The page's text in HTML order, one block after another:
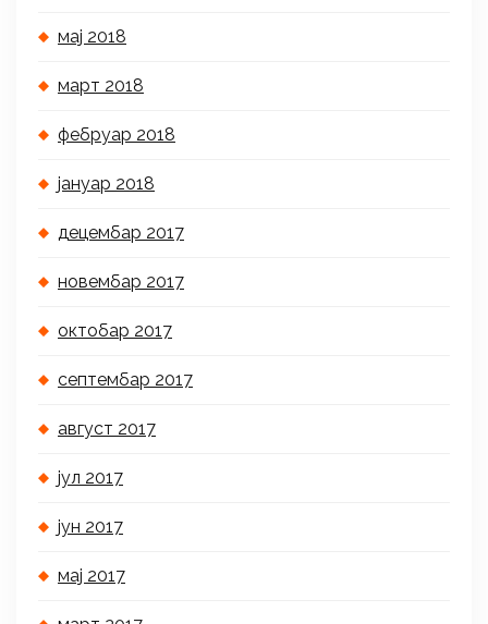
мај 2018
март 2018
фебруар 2018
јануар 2018
децембар 2017
новембар 2017
октобар 2017
септембар 2017
август 2017
јул 2017
јун 2017
мај 2017